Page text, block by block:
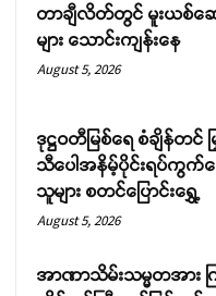
တာချီလိတ်တွင် မူးယစ်ဆေ
များ သောင်းကျန်းနေ
August 5, 2026
ဒုဋ္ဌဝတီမြစ်ရေ စံချိန်တင်
သီပေါအနိမ့်ပိုင်းရပ်ကွက်န
သူများ စတင်ပြောင်းရွှေ့
August 5, 2026
အာဏာသိမ်းသမ္မတအား